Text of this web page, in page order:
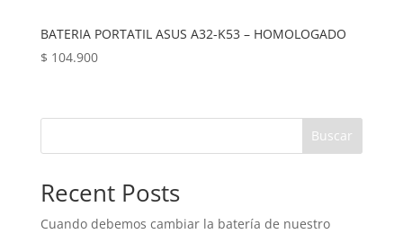
BATERIA PORTATIL ASUS A32-K53 – HOMOLOGADO
$ 104.900
Buscar
Recent Posts
Cuando debemos cambiar la batería de nuestro